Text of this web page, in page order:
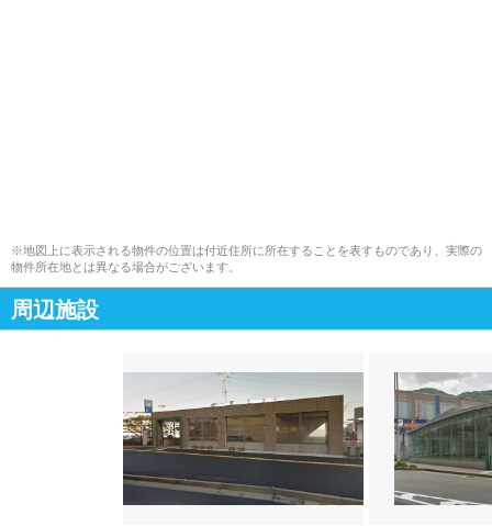
※地図上に表示される物件の位置は付近住所に所在することを表すものであり、実際の
物件所在地とは異なる場合がございます。
周辺施設